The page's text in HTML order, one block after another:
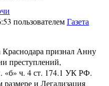
пользователемГазета
признал Анну
преступлений,
«б» ч. 4 ст. 174.1 УК РФ.
и Легализация